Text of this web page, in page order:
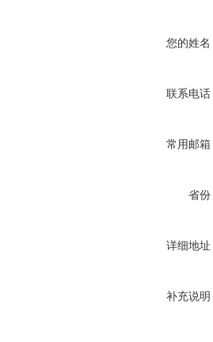
您的姓名
联系电话
常用邮箱
省份
详细地址
补充说明